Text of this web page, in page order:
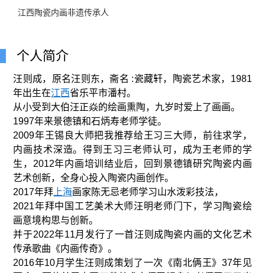
江西陶瓷内画非遗传承人
个人简介
汪则成，原名汪则东，斋名 :瓷藏轩，陶瓷艺术家，1981
年出生在江西省乐平市潘村。
从小受到大伯汪正焱的绘画熏陶，九岁时爱上了画画。
1997年来景德镇和石炳寿老师学徒。
2009年王锡良大师把我推荐给王习三大师，前往求学，
内画技术深造。得到王习三老师认可，成为王老师的学
生，2012年内画培训结业后，回到景德镇研究陶瓷内画
艺术创新，全身心投入陶瓷内画创作。
2017年拜 上海画家陈无忌老师学习山水泼彩技法，
2021年拜中国工艺美术大师汪明老师门下，学习陶瓷绘
画意境构思与创新。
并于2022年11月发行了一首汪则成陶瓷内画的文化艺术
传承歌曲《内画传奇》。
2016年10月学生汪则成策划了一次《南北俩王》37年见